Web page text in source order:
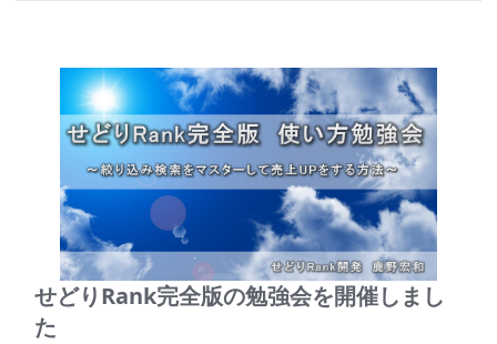
せどりRank完全版の勉強会を開催しまし
た